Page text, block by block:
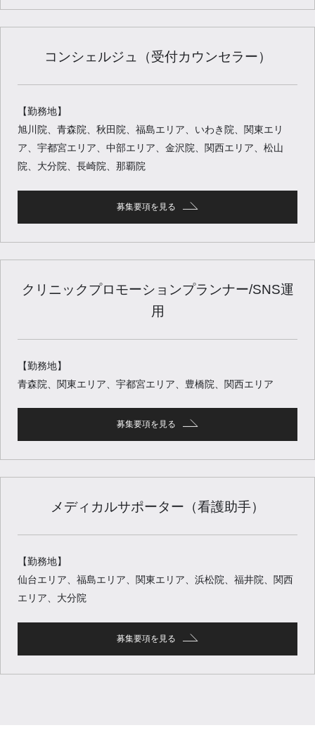
コンシェルジュ（受付カウンセラー）
【勤務地】
旭川院、青森院、秋田院、福島エリア、いわき院、関東エリ
ア、宇都宮エリア、中部エリア、金沢院、関西エリア、松山
院、大分院、長崎院、那覇院
募集要項を見る
クリニックプロモーションプランナー/SNS運
用
【勤務地】
青森院、関東エリア、宇都宮エリア、豊橋院、関西エリア
募集要項を見る
メディカルサポーター（看護助手）
【勤務地】
仙台エリア、福島エリア、関東エリア、浜松院、福井院、関西
エリア、大分院
募集要項を見る